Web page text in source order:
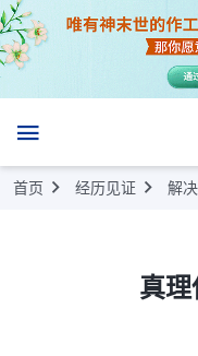
首页 经历见证 解
真